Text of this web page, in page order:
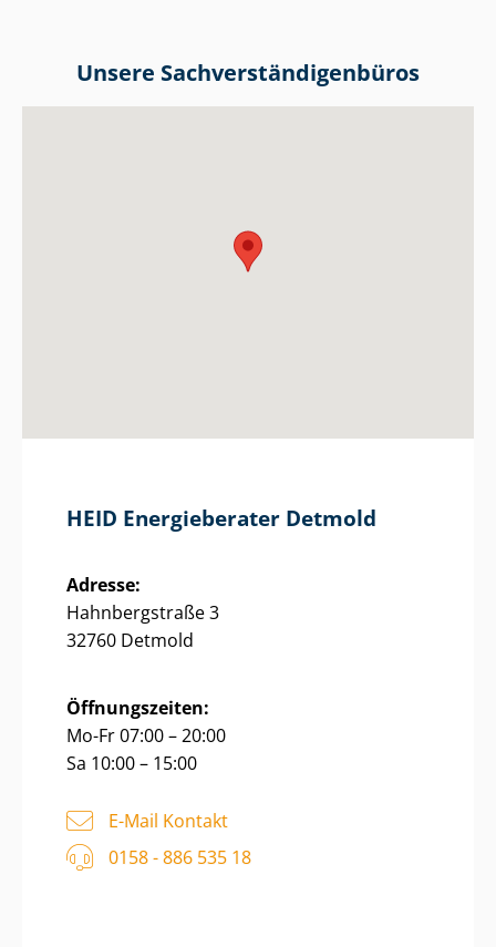
Unsere Sach­ver­stän­di­gen­bü­ros
HEID Energieberater Detmold
Adresse:
Hahnbergstraße 3
32760 Detmold
Öffnungszeiten:
Mo-Fr 07:00 – 20:00
Sa 10:00 – 15:00
E-Mail Kontakt
0158 - 886 535 18